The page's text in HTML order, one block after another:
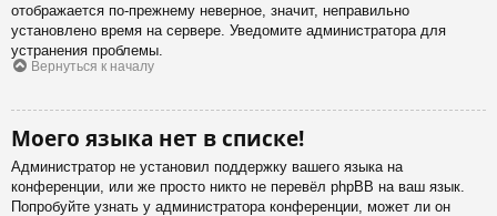
отображается по-прежнему неверное, значит, неправильно
установлено время на сервере. Уведомите администратора для
устранения проблемы.
Вернуться к началу
Моего языка нет в списке!
Администратор не установил поддержку вашего языка на
конференции, или же просто никто не перевёл phpBB на ваш язык.
Попробуйте узнать у администратора конференции, может ли он